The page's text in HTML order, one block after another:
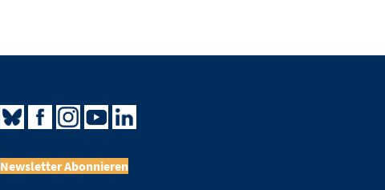
Newsletter Abonnieren